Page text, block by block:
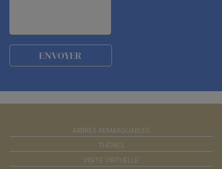
ARBRES REMARQUABLES
THÈMES
VISITE VIRTUELLE